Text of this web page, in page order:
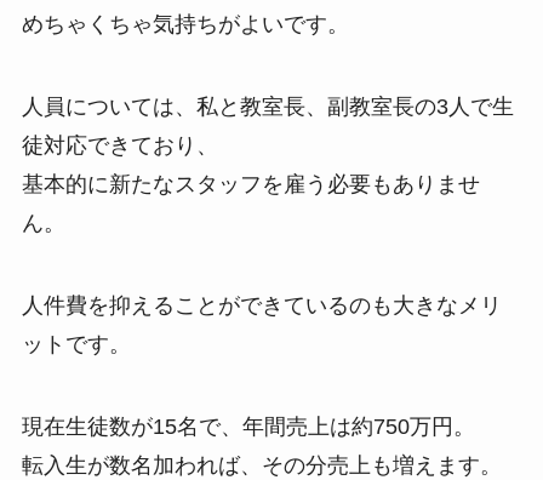
めちゃくちゃ気持ちがよいです。
人員については、私と教室長、副教室長の3人で生
徒対応できており、
基本的に新たなスタッフを雇う必要もありませ
ん。
人件費を抑えることができているのも大きなメリ
ットです。
現在生徒数が15名で、年間売上は約750万円。
転入生が数名加われば、その分売上も増えます。